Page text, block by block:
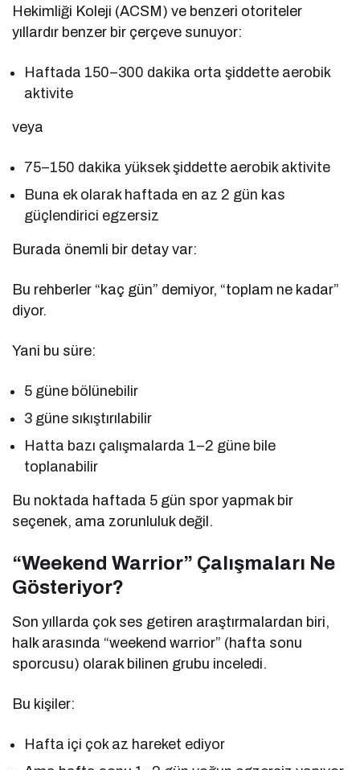
Hekimliği Koleji (ACSM) ve benzeri otoriteler
yıllardır benzer bir çerçeve sunuyor:
Haftada 150–300 dakika orta şiddette aerobik
aktivite
veya
75–150 dakika yüksek şiddette aerobik aktivite
Buna ek olarak haftada en az 2 gün kas
güçlendirici egzersiz
Burada önemli bir detay var:
Bu rehberler “kaç gün” demiyor, “toplam ne kadar”
diyor.
Yani bu süre:
5 güne bölünebilir
3 güne sıkıştırılabilir
Hatta bazı çalışmalarda 1–2 güne bile
toplanabilir
Bu noktada haftada 5 gün spor yapmak bir
seçenek, ama zorunluluk değil.
“Weekend Warrior” Çalışmaları Ne
Gösteriyor?
Son yıllarda çok ses getiren araştırmalardan biri,
halk arasında “weekend warrior” (hafta sonu
sporcusu) olarak bilinen grubu inceledi.
Bu kişiler:
Hafta içi çok az hareket ediyor